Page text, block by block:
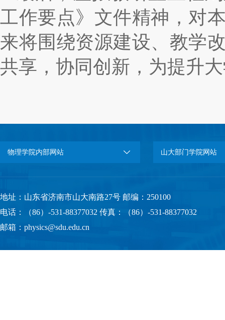
工作要点》文件精神，对
来将围绕资源建设、教学
共享，协同创新，为提升
物理学院内部网站 山大部门学院网站
地址：山东省济南市山大南路27号 邮编：250100
电话：（86）-531-88377032 传真：（86）-531-88377032
邮箱：physics@sdu.edu.cn